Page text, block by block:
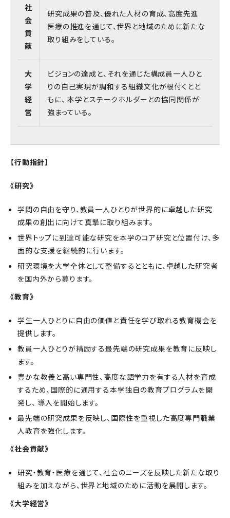
社
会
貢
献
研究成果の普及、優れた人材の育成、高度先進
医療の推進を通じて、世界と地域のために新たな
取り組みをしている。
大
学
経
営
ビジョンの達成と、それを通じた構成員一人ひと
りの自己実現が調和する組織文化が根付くとと
もに、 本学とステークホルダーとの協同関係が
強まっている。
【行動指針】
《研究》
学問の自由を守り、教員一人ひとりが世界的に卓越した研究
成果の創出に向けて真摯に取り組みます。
世界トップに到達可能な研究を本学のコア研究と位置付け、多
面的な支援を継続的に行います。
研究環境を大学全体として整備するとともに、卓越した研究者
を国内外から募ります。
《教育》
学生一人ひとりに自由の価値と責任を学び取れる教育機会を
提供します。
教員一人ひとりが精励する最先端の研究成果を教育に反映し
ます。
豊かな教養と高い専門性、高度な語学力を有する人材を育成
するため、国際的に通用する本学独自の教育プログラムを開
発し、 導入を開始します。
最先端の研究成果を反映し、国際性を重視した高度専門職業
人教育を強化します。
《社会貢献》
研究・教育・医療を通じて、社会のニーズを反映した新たな取り
組みを加えながら、世界と地域のために活動を展開します。
《大学経営》